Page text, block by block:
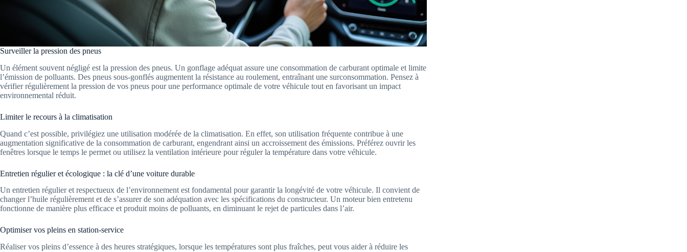
Surveiller la pression des pneus
Un élément souvent négligé est la pression des pneus. Un gonflage adéquat assure une consommation de carburant optimale et limite
l’émission de polluants. Des pneus sous-gonflés augmentent la résistance au roulement, entraînant une surconsommation. Pensez à
vérifier régulièrement la pression de vos pneus pour une performance optimale de votre véhicule tout en favorisant un impact
environnemental réduit.
Limiter le recours à la climatisation
Quand c’est possible, privilégiez une utilisation modérée de la climatisation. En effet, son utilisation fréquente contribue à une
augmentation significative de la consommation de carburant, engendrant ainsi un accroissement des émissions. Préférez ouvrir les
fenêtres lorsque le temps le permet ou utilisez la ventilation intérieure pour réguler la température dans votre véhicule.
Entretien régulier et écologique : la clé d’une voiture durable
Un entretien régulier et respectueux de l’environnement est fondamental pour garantir la longévité de votre véhicule. Il convient de
changer l’huile régulièrement et de s’assurer de son adéquation avec les spécifications du constructeur. Un moteur bien entretenu
fonctionne de manière plus efficace et produit moins de polluants, en diminuant le rejet de particules dans l’air.
Optimiser vos pleins en station-service
Réaliser vos pleins d’essence à des heures stratégiques, lorsque les températures sont plus fraîches, peut vous aider à réduire les